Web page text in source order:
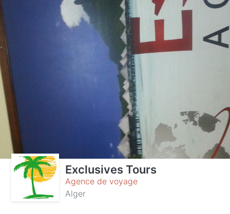
Exclusives Tours
Agence de voyage
Alger